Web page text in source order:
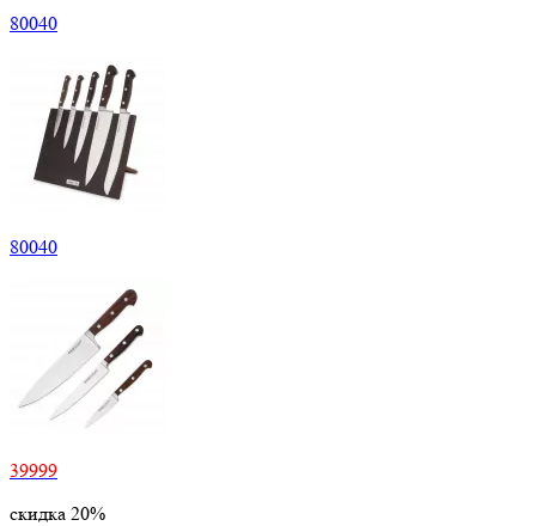
80040
80040
39999
скидка 20%